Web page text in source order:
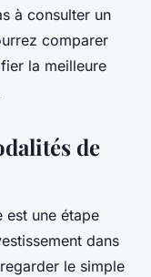
à consulter un
comparer
la meilleure
de
est une étape
dans
le simple